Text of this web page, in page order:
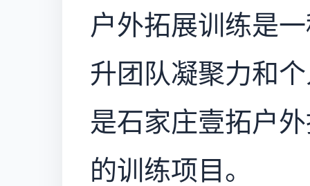
户外拓展训练是
升团队凝聚力和
是石家庄壹拓户
的训练项目。